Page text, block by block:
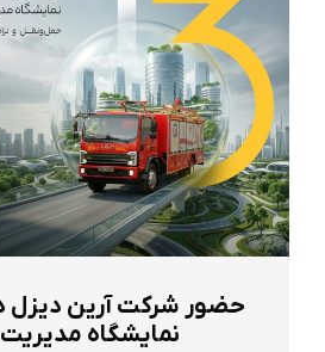
حضور شرکت آرین ‌دیزل
نمایشگاه